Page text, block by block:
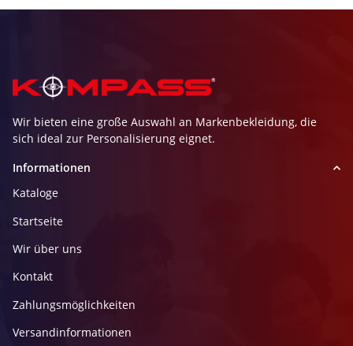
Wir bieten eine große Auswahl an Markenbekleidung, die
sich ideal zur Personalisierung eignet.
Informationen
Kataloge
Startseite
Wir über uns
Kontakt
Zahlungsmöglichkeiten
Versandinformationen